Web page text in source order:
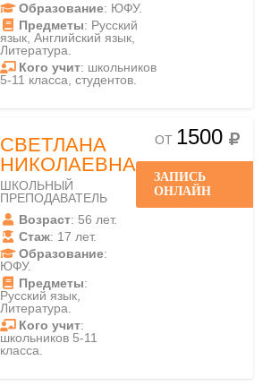
Образование: ЮФУ.
Предметы: Русский
язык, Английский язык,
Литература.
Кого учит: школьников
5-11 класса, студентов.
СВЕТЛАНА
НИКОЛАЕВНА
ШКОЛЬНЫЙ
ПРЕПОДАВАТЕЛЬ
Возраст: 56 лет.
Стаж: 17 лет.
Образование:
ЮФУ.
Предметы:
Русский язык,
Литература.
Кого учит:
школьников 5-11
класса.
ОТ 1500
ЗАПИСЬ
ОНЛАЙН